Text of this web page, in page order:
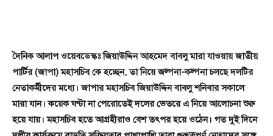
দৈনিক আলাপ ওয়েবডেস্কঃ জিয়াউদ্দিন আহমেদ বাবলু মারা যাওয়ায় জাতীয়
পার্টির (জাপা) মহাসচিব কে হচ্ছেন, তা নিয়ে জল্পনা-কল্পনা চলছে দলটির
নেতাকর্মীদের মধ্যে। জাপার মহাসচিব জিয়াউদ্দিন বাবলু শনিবার সকালে
মারা যান। কয়েক ঘণ্টা না পেরোতেই দলের ভেতরে এ নিয়ে আলোচনা শুরু
হয়ে যায়। মহাসচিব হতে আগ্রহীরাও বেশ তৎপর হয়ে ওঠেন। গত দুই দিনে